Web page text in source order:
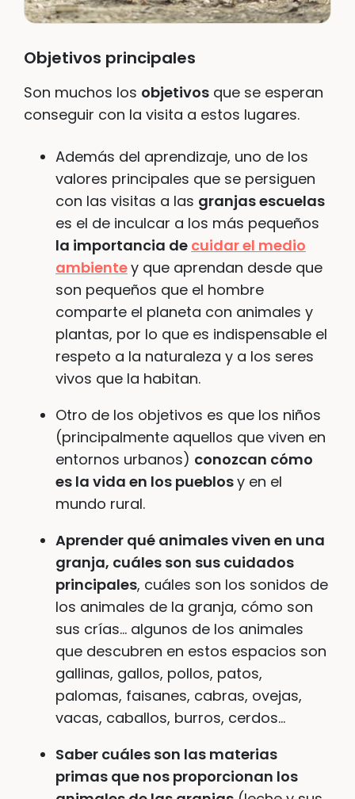
Objetivos principales
Son muchos los objetivos que se esperan
conseguir con la visita a estos lugares.
Además del aprendizaje, uno de los
valores principales que se persiguen
con las visitas a las granjas escuelas
es el de inculcar a los más pequeños
la importancia de cuidar el medio
ambientey que aprendan desde que
son pequeños que el hombre
comparte el planeta con animales y
plantas, por lo que es indispensable el
respeto a la naturaleza y a los seres
vivos que la habitan.
Otro de los objetivos es que los niños
(principalmente aquellos que viven en
entornos urbanos) conozcan cómo
es la vida en los pueblosy en el
mundo rural.
Aprender qué animales viven en una
granja, cuáles son sus cuidados
principales, cuáles son los sonidos de
los animales de la granja, cómo son
sus crías… algunos de los animales
que descubren en estos espacios son
gallinas, gallos, pollos, patos,
palomas, faisanes, cabras, ovejas,
vacas, caballos, burros, cerdos…
Saber cuáles son las materias
primas que nos proporcionan los